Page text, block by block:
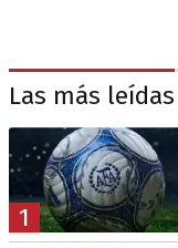
Las más leídas
1